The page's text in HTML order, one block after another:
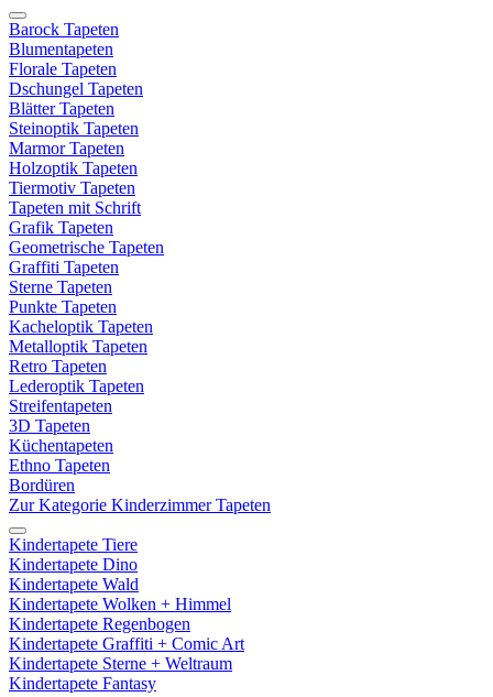
Barock Tapeten
Blumentapeten
Florale Tapeten
Dschungel Tapeten
Blätter Tapeten
Steinoptik Tapeten
Marmor Tapeten
Holzoptik Tapeten
Tiermotiv Tapeten
Tapeten mit Schrift
Grafik Tapeten
Geometrische Tapeten
Graffiti Tapeten
Sterne Tapeten
Punkte Tapeten
Kacheloptik Tapeten
Metalloptik Tapeten
Retro Tapeten
Lederoptik Tapeten
Streifentapeten
3D Tapeten
Küchentapeten
Ethno Tapeten
Bordüren
Zur Kategorie Kinderzimmer Tapeten
Kindertapete Tiere
Kindertapete Dino
Kindertapete Wald
Kindertapete Wolken + Himmel
Kindertapete Regenbogen
Kindertapete Graffiti + Comic Art
Kindertapete Sterne + Weltraum
Kindertapete Fantasy